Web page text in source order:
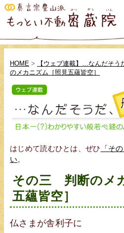
HOME > 【ウェブ連載】…なんだそう
のメカニズム［照見五蘊皆空］
はじめて読むひとは、ぜひ 「そ
い。
その三 判断のメ
五蘊皆空］
仏さまが舎利子に